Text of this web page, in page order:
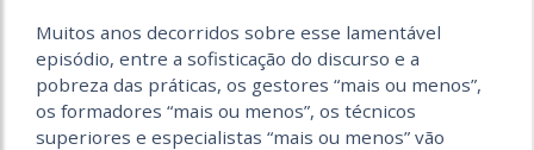
Muitos anos decorridos sobre esse lamentável
episódio, entre a sofisticação do discurso e a
pobreza das práticas, os gestores “mais ou menos”,
os formadores “mais ou menos”, os técnicos
superiores e especialistas “mais ou menos” vão